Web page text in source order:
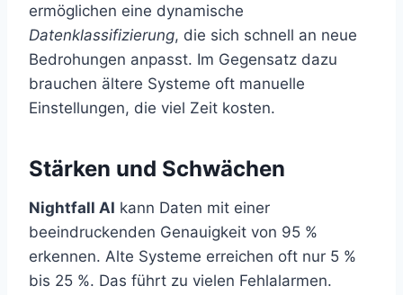
ermöglichen eine dynamische
Datenklassifizierung, die sich schnell an neue
Bedrohungen anpasst. Im Gegensatz dazu
brauchen ältere Systeme oft manuelle
Einstellungen, die viel Zeit kosten.
Stärken und Schwächen
Nightfall AI kann Daten mit einer
beeindruckenden Genauigkeit von 95 %
erkennen. Alte Systeme erreichen oft nur 5 %
bis 25 %. Das führt zu vielen Fehlalarmen.